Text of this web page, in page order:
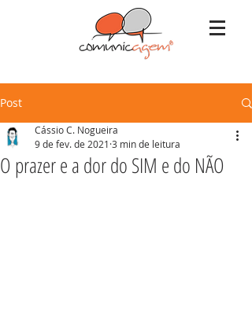
Post
O prazer e a dor do SIM e do NÃO
Cássio C. Nogueira
9 de fev. de 2021 3 min de leitura